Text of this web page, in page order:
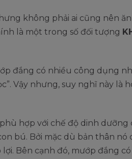
không phải ai cũng nên
là một trong số đối tượng
đắng có nhiều công dụng
Vậy nhưng, suy nghĩ này là
hợp với chế độ dinh dưỡng
bú. Bởi mặc dù bản thân nó
Bên cạnh đó, mướp đắng